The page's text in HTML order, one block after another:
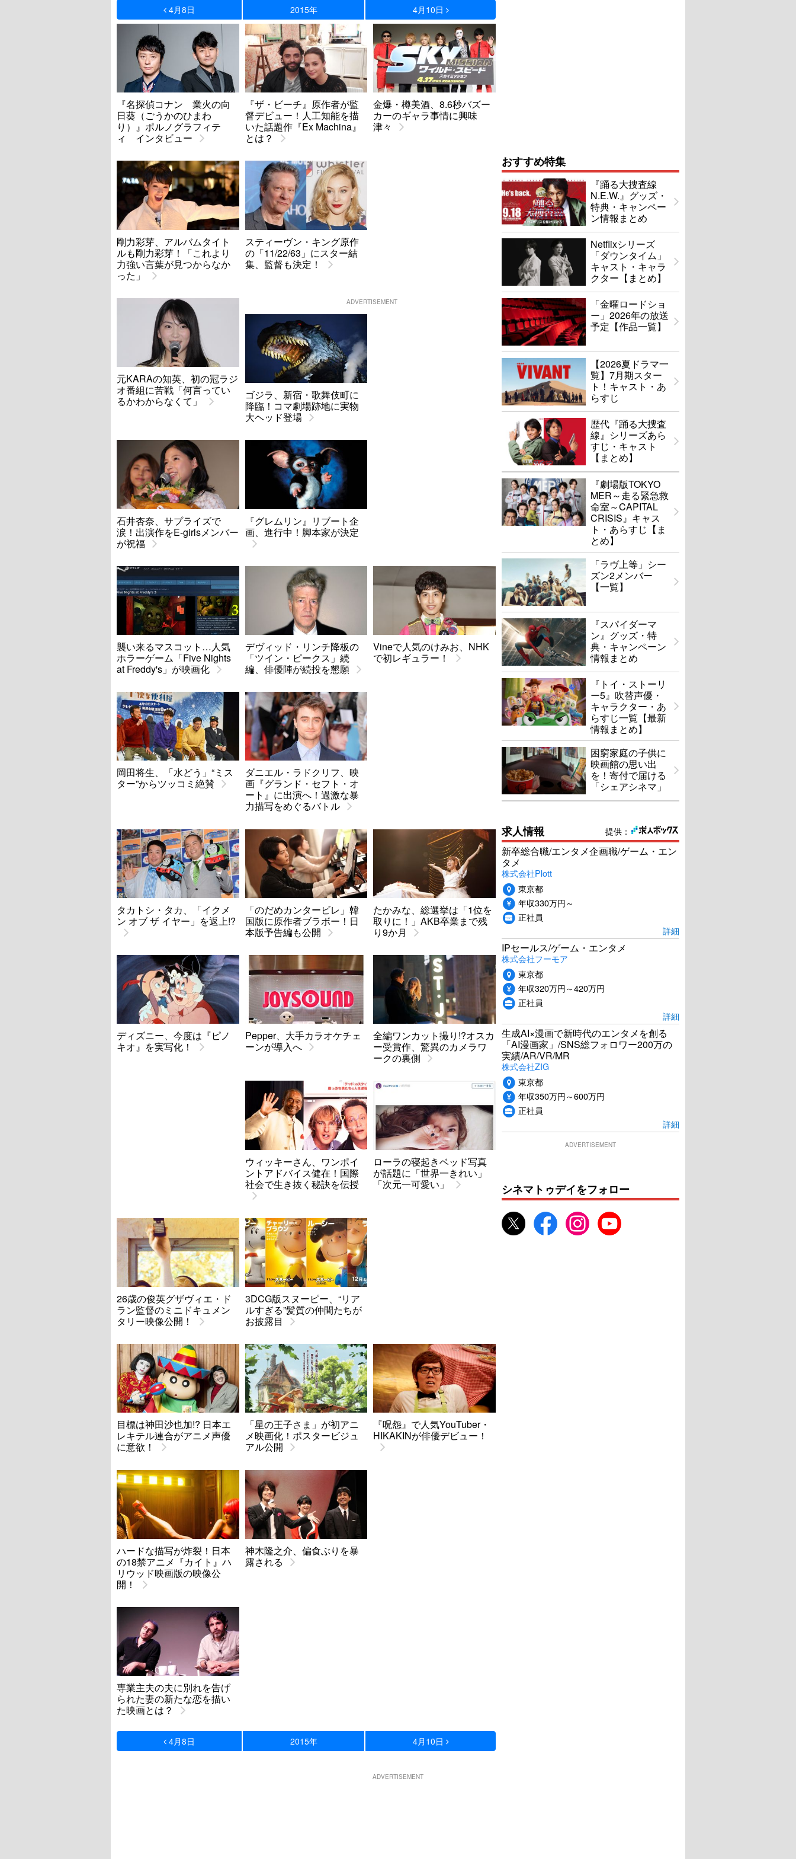
4月8日 2015年 4月10日
『名探偵コナン 業火の向
日葵（ごうかのひまわ
り）』ポルノグラフィテ
ィ インタビュー
『ザ・ビーチ』原作者が監
督デビュー！人工知能を描
いた話題作『Ex Machina』
とは？
金爆・樽美酒、8.6秒バズー
カーのギャラ事情に興味
津々
剛力彩芽、アルバムタイト
ルも剛力彩芽！「これより
力強い言葉が見つからなか
った」
スティーヴン・キング原作
の「11/22/63」にスター結
集、監督も決定！
ADVERTISEMENT
元KARAの知英、初の冠ラジ
オ番組に苦戦「何言ってい
るかわからなくて」
ゴジラ、新宿・歌舞伎町に
降臨！コマ劇場跡地に実物
大ヘッド登場
石井杏奈、サプライズで
涙！出演作をE-girlsメンバー
が祝福
『グレムリン』リブート企
画、進行中！脚本家が決定
襲い来るマスコット…人気
ホラーゲーム「Five Nights
at Freddy's」が映画化
デヴィッド・リンチ降板の
「ツイン・ピークス」続
編、俳優陣が続投を懇願
Vineで人気のけみお、NHK
で初レギュラー！
岡田将生、「水どう」“ミス
ター”からツッコミ絶賛
ダニエル・ラドクリフ、映
画『グランド・セフト・オ
ート』に出演へ！過激な暴
力描写をめぐるバトル
タカトシ・タカ、「イクメ
ン オブ ザ イヤー」を返上!?
「のだめカンタービレ」韓
国版に原作者ブラボー！日
本版予告編も公開
たかみな、総選挙は「1位を
取りに！」AKB卒業まで残
り9か月
ディズニー、今度は『ピノ
キオ』を実写化！
Pepper、大手カラオケチェ
ーンが導入へ
全編ワンカット撮り!?オスカ
ー受賞作、驚異のカメラワ
ークの裏側
ウィッキーさん、ワンポイ
ントアドバイス健在！国際
社会で生き抜く秘訣を伝授
ローラの寝起きベッド写真
が話題に「世界一きれい」
「次元一可愛い」
26歳の俊英グザヴィエ・ド
ラン監督のミニドキュメン
タリー映像公開！
3DCG版スヌーピー、“リア
ルすぎる”髪質の仲間たちが
お披露目
目標は神田沙也加!? 日本エ
レキテル連合がアニメ声優
に意欲！
「星の王子さま」が初アニ
メ映画化！ポスタービジュ
アル公開
『呪怨』で人気YouTuber・
HIKAKINが俳優デビュー！
ハードな描写が炸裂！日本
の18禁アニメ『カイト』ハ
リウッド映画版の映像公
開！
神木隆之介、偏食ぶりを暴
露される
専業主夫の夫に別れを告げ
られた妻の新たな恋を描い
た映画とは？
4月8日 2015年 4月10日
おすすめ特集
『踊る大捜査線
N.E.W.』グッズ・
特典・キャンペー
ン情報まとめ
Netflixシリーズ
「ダウンタイム」
キャスト・キャラ
クター【まとめ】
「金曜ロードショ
ー」2026年の放送
予定【作品一覧】
【2026夏ドラマ一
覧】7月期スター
ト！キャスト・あ
らすじ
歴代『踊る大捜査
線』シリーズあら
すじ・キャスト
【まとめ】
『劇場版TOKYO
MER～走る緊急救
命室～CAPITAL
CRISIS』キャス
ト・あらすじ【ま
とめ】
「ラヴ上等」シー
ズン2メンバー
【一覧】
『スパイダーマ
ン』グッズ・特
典・キャンペーン
情報まとめ
『トイ・ストーリ
ー5』吹替声優・
キャラクター・あ
らすじ一覧【最新
情報まとめ】
困窮家庭の子供に
映画館の思い出
を！寄付で届ける
「シェアシネマ」
提供：
求人情報
新卒総合職/エンタメ企画職/ゲーム・エン
タメ
株式会社Plott
東京都
年収330万円～
正社員
詳細
IPセールス/ゲーム・エンタメ
株式会社フーモア
東京都
年収320万円～420万円
正社員
詳細
生成AI×漫画で新時代のエンタメを創る
「AI漫画家」/SNS総フォロワー200万の
実績/AR/VR/MR
株式会社ZIG
東京都
年収350万円～600万円
正社員
詳細
ADVERTISEMENT
シネマトゥデイをフォロー
ADVERTISEMENT